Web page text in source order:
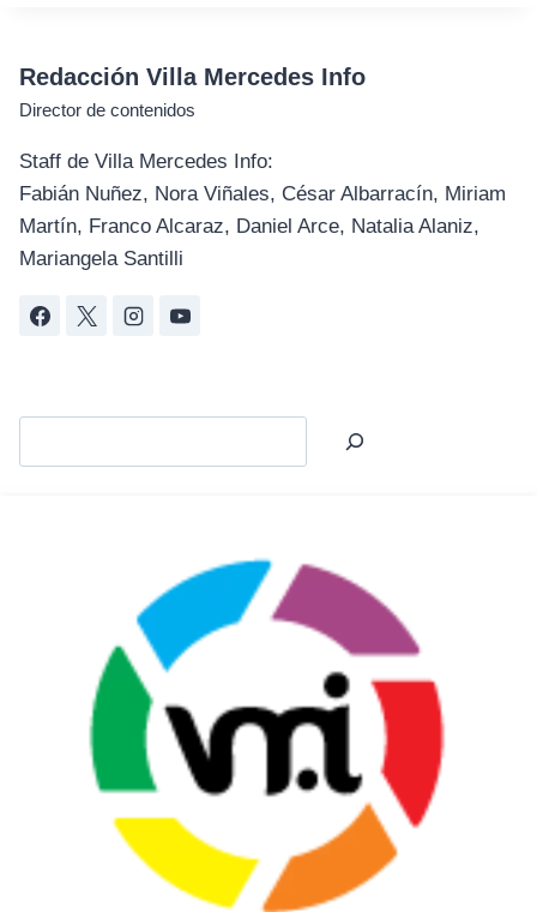
Redacción Villa Mercedes Info
Director de contenidos
Staff de Villa Mercedes Info:
Fabián Nuñez, Nora Viñales, César Albarracín, Miriam
Martín, Franco Alcaraz, Daniel Arce, Natalia Alaniz,
Mariangela Santilli